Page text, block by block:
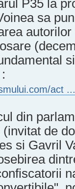
P35 la
sa
act
din
de
si Gavril